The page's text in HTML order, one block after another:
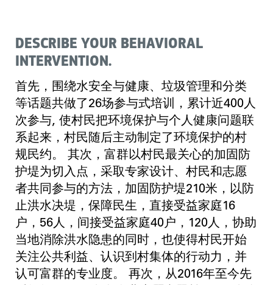
DESCRIBE YOUR BEHAVIORAL
INTERVENTION.
首先，围绕水安全与健康、垃圾管理和分类
等话题共做了26场参与式培训，累计近400人
次参与, 使村民把环境保护与个人健康问题联
系起来，村民随后主动制定了环境保护的村
规民约。 其次，富群以村民最关心的加固防
护堤为切入点，采取专家设计、村民和志愿
者共同参与的方法，加固防护堤210米，以防
止洪水决堤，保障民生，直接受益家庭16
户，56人，间接受益家庭40户，120人，协助
当地消除洪水隐患的同时，也使得村民开始
关注公共利益、认识到村集体的行动力，并
认可富群的专业度。 再次，从2016年至今先